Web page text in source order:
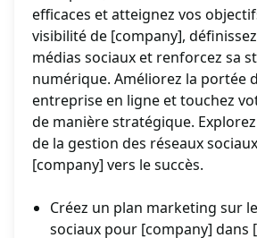
efficaces et atteignez vos
visibilité de [company],
médias sociaux et renforcez sa
numérique. Améliorez la portée
entreprise en ligne et touchez
de manière stratégique.
de la gestion des réseaux
[company] vers le succès.
Créez un plan marketing sur
sociaux pour [company] dans